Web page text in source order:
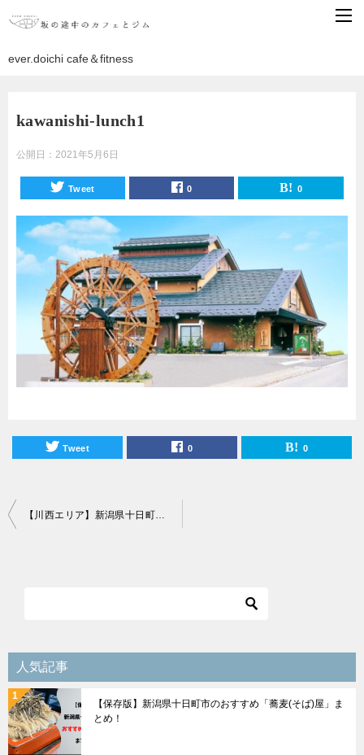
ever.doichi cafe＆fitness
kawanishi-lunch1
公開日： 2021年5月6日
Tweet 0 0
Tweet 0 0
投
シ
ョ
ン
【川西エリア】新潟県十日町市おすすめランチスポット12選！
人気記事
【保存版】新潟県十日町市のおすすめ「蕎麦(そば)屋」ま
とめ！